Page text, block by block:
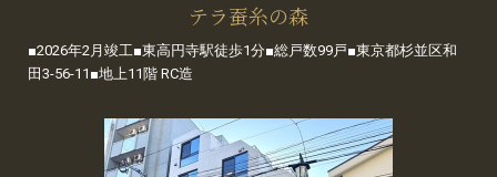
テラ蚕糸の森
■2026年2月竣工■東高円寺駅徒歩1分■総戸数99戸■東京都杉並区和
田3-56-11■地上11階 RC造